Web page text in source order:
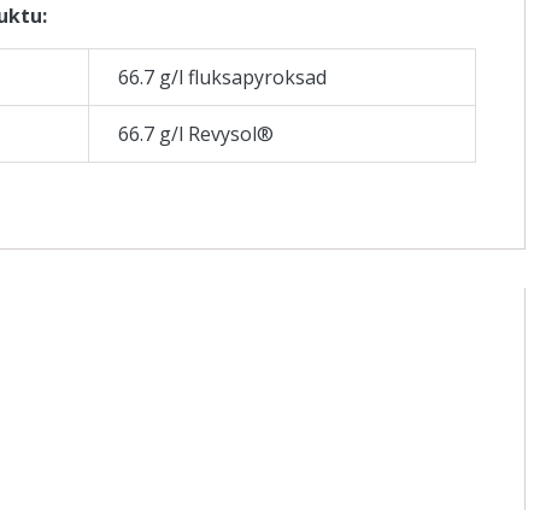
66.7 g/l fluksapyroksad
66.7 g/l Revysol®